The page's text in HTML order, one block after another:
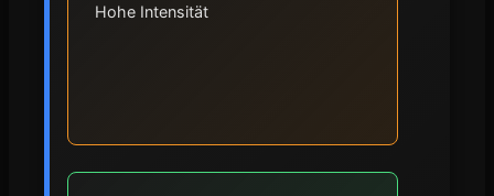
Hohe Intensität